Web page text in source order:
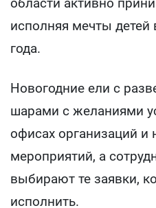
области активно
исполняя мечты
года.
Новогодние ели с
шарами с желаниями
офисах организаций
мероприятий, а
выбирают те заявки,
исполнить.